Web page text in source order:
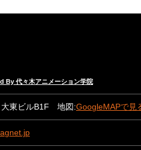
By 代々木アニメーション学院
大東ビルB1F 地図:GoogleMAPで見